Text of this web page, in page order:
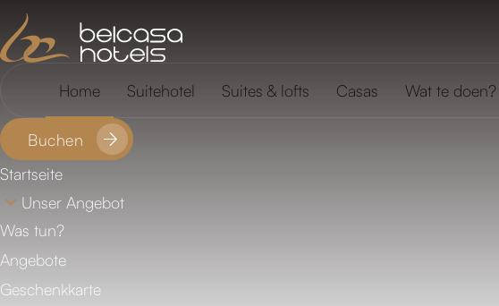
Home Suitehotel Suites & lofts Casas Wat te doen?
Buchen
Startseite
Unser Angebot
Was tun?
Angebote
Geschenkkarte